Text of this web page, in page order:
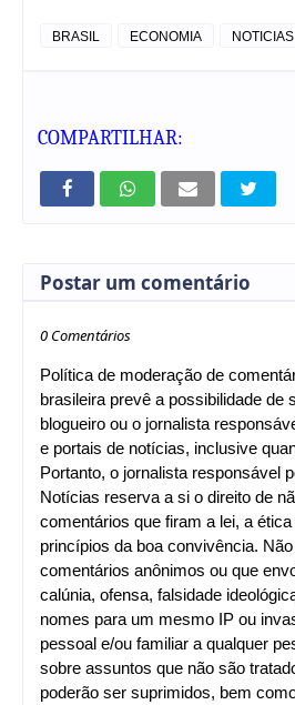
BRASIL ECONOMIA NOTICIAS
COMPARTILHAR:
Postar um comentário
0 Comentários
Política de moderação de
brasileira prevê a possibilidade de
blogueiro ou o jornalista
e portais de notícias, inclusive
Portanto, o jornalista responsável
Notícias reserva a si o direito de
comentários que firam a lei, a
princípios da boa convivência.
comentários anônimos ou que
calúnia, ofensa, falsidade
nomes para um mesmo IP ou
pessoal e/ou familiar a qualquer
sobre assuntos que não são
poderão ser suprimidos, bem